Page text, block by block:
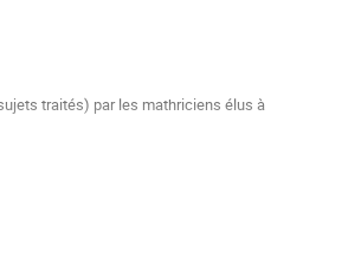
traités) par les mathriciens élus à